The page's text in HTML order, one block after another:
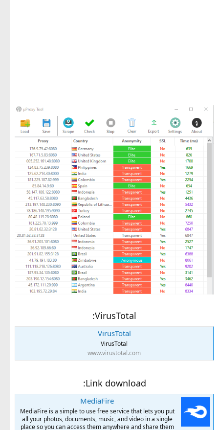
VirusTotal:
VirusTotal
VirusTotal
www.virustotal.com
Link download:
MediaFire
MediaFire is a simple to use free service that lets you put
all your photos, documents, music, and video in a single
place so you can access them anywhere and share them